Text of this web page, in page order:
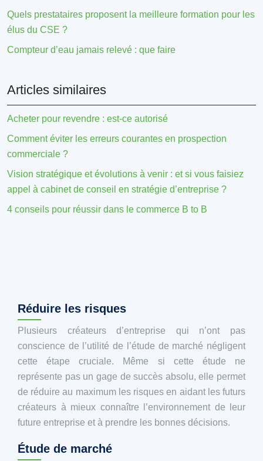
Quels prestataires proposent la meilleure formation pour les
élus du CSE ?
Compteur d’eau jamais relevé : que faire
Articles similaires
Acheter pour revendre : est-ce autorisé
Comment éviter les erreurs courantes en prospection
commerciale ?
Vision stratégique et évolutions à venir : et si vous faisiez
appel à cabinet de conseil en stratégie d’entreprise ?
4 conseils pour réussir dans le commerce B to B
Réduire les risques
Plusieurs créateurs d’entreprise qui n’ont pas
conscience de l’utilité de l’étude de marché négligent
cette étape cruciale. Même si cette étude ne
représente pas un gage de succès absolu, elle permet
de réduire au maximum les risques en aidant les futurs
créateurs à mieux connaître l’environnement de leur
future entreprise et à prendre les bonnes décisions.
Étude de marché